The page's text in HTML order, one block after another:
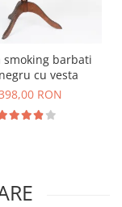
smoking barbati
cu vesta
RON